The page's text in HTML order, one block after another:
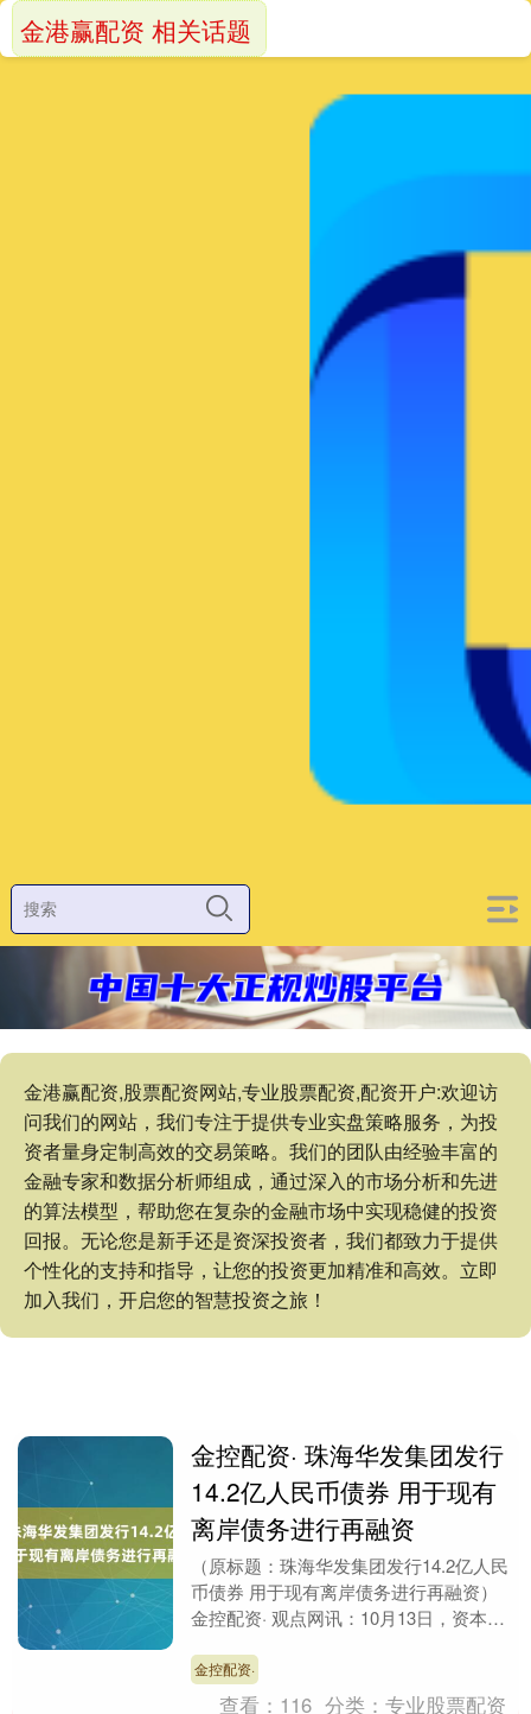
金港赢配资,股票配资网站,专业股票配资,配资开户:欢迎访
问我们的网站，我们专注于提供专业实盘策略服务，为投
资者量身定制高效的交易策略。我们的团队由经验丰富的
金融专家和数据分析师组成，通过深入的市场分析和先进
的算法模型，帮助您在复杂的金融市场中实现稳健的投资
回报。无论您是新手还是资深投资者，我们都致力于提供
个性化的支持和指导，让您的投资更加精准和高效。立即
加入我们，开启您的智慧投资之旅！
金港赢配资 相关话题
金控配资· 珠海华发集团发行
14.2亿人民币债券 用于现有
离岸债务进行再融资
（原标题：珠海华发集团发行14.2亿人民
币债券 用于现有离岸债务进行再融资）
金控配资· 观点网讯：10月13日，资本市
S....
金控配资·
查看： 116 分类：专业股票配资